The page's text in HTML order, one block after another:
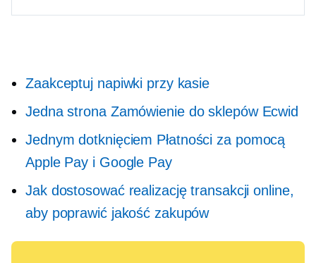
Zaakceptuj napiwki przy kasie
Jedna stronaZamówienie do sklepów Ecwid
Jednym dotknięciem Płatności za pomocą
Apple Pay i Google Pay
Jak dostosować realizację transakcji online,
aby poprawić jakość zakupów